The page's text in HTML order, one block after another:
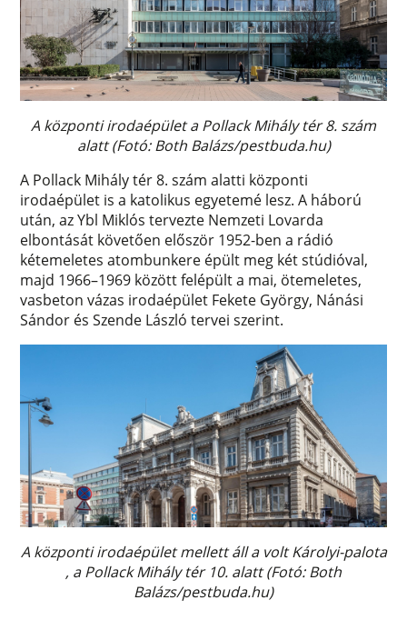
A központi irodaépület a Pollack Mihály tér 8. szám
alatt (Fotó: Both Balázs/pestbuda.hu)
A Pollack Mihály tér 8. szám alatti központi
irodaépület is a katolikus egyetemé lesz. A háború
után, az Ybl Miklós tervezte Nemzeti Lovarda
elbontását követően először 1952-ben a rádió
kétemeletes atombunkere épült meg két stúdióval,
majd 1966–1969 között felépült a mai, ötemeletes,
vasbeton vázas irodaépület Fekete György, Nánási
Sándor és Szende László tervei szerint.
A központi irodaépület mellett áll a volt Károlyi-palota​
, a Pollack Mihály tér 10. alatt (Fotó: Both
Balázs/pestbuda.hu)